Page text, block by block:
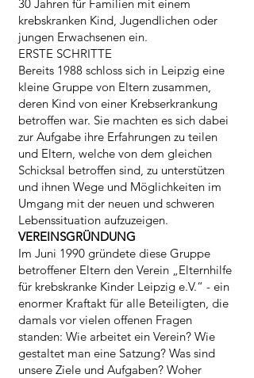
30 Jahren für Familien mit einem
krebskranken Kind, Jugendlichen oder
jungen Erwachsenen ein.
ERSTE SCHRITTE
Bereits 1988 schloss sich in Leipzig eine
kleine Gruppe von Eltern zusammen,
deren Kind von einer Krebserkrankung
betroffen war. Sie machten es sich dabei
zur Aufgabe ihre Erfahrungen zu teilen
und Eltern, welche von dem gleichen
Schicksal betroffen sind, zu unterstützen
und ihnen Wege und Möglichkeiten im
Umgang mit der neuen und schweren
Lebenssituation aufzuzeigen.
VEREINSGRÜNDUNG
Im Juni 1990 gründete diese Gruppe
betroffener Eltern den Verein „Elternhilfe
für krebskranke Kinder Leipzig e.V.“ - ein
enormer Kraftakt für alle Beteiligten, die
damals vor vielen offenen Fragen
standen: Wie arbeitet ein Verein? Wie
gestaltet man eine Satzung? Was sind
unsere Ziele und Aufgaben? Woher